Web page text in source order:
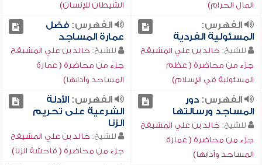
المال الحرام)
الشيطان للإنسان)
الفهرس:
المسئولية الفردية
للشيخ: خالد بن علي المشيقح
جزء من محاضرة ( عظم
المسئولية في الإسلام)
الفهرس:فضل
عمارة المساجد
للشيخ: خالد بن علي المشيقح
جزء من محاضرة ( عمارة
المساجد وآدابها)
الفهرس:دور
المساجد ورسالتها
للشيخ: خالد بن علي المشيقح
جزء من محاضرة ( عمارة
المساجد وآدابها)
الفهرس:الأدلة
الشرعية على تحريم
الزنا
للشيخ: خالد بن علي المشيقح
جزء من محاضرة ( فاحشة الزنا)